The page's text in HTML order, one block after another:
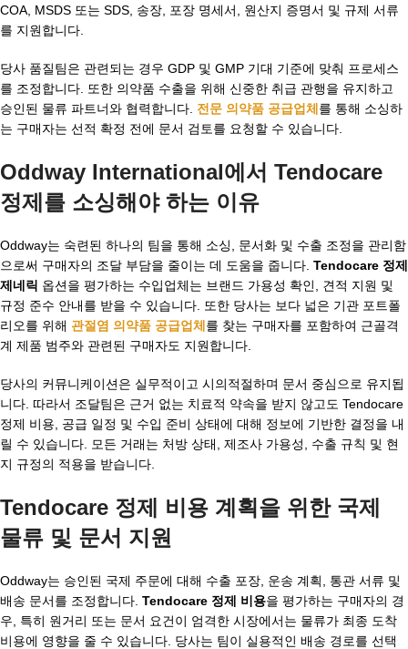
COA, MSDS 또는 SDS, 송장, 포장 명세서, 원산지 증명서 및 규제 서류
를 지원합니다.
당사 품질팀은 관련되는 경우 GDP 및 GMP 기대 기준에 맞춰 프로세스
를 조정합니다. 또한 의약품 수출을 위해 신중한 취급 관행을 유지하고
승인된 물류 파트너와 협력합니다. 전문 의약품 공급업체 를 통해 소싱하
는 구매자는 선적 확정 전에 문서 검토를 요청할 수 있습니다.
Oddway International에서 Tendocare
정제를 소싱해야 하는 이유
Oddway는 숙련된 하나의 팀을 통해 소싱, 문서화 및 수출 조정을 관리함
으로써 구매자의 조달 부담을 줄이는 데 도움을 줍니다. Tendocare 정제
제네릭 옵션을 평가하는 수입업체는 브랜드 가용성 확인, 견적 지원 및
규정 준수 안내를 받을 수 있습니다. 또한 당사는 보다 넓은 기관 포트폴
리오를 위해 관절염 의약품 공급업체 를 찾는 구매자를 포함하여 근골격
계 제품 범주와 관련된 구매자도 지원합니다.
당사의 커뮤니케이션은 실무적이고 시의적절하며 문서 중심으로 유지됩
니다. 따라서 조달팀은 근거 없는 치료적 약속을 받지 않고도 Tendocare
정제 비용, 공급 일정 및 수입 준비 상태에 대해 정보에 기반한 결정을 내
릴 수 있습니다. 모든 거래는 처방 상태, 제조사 가용성, 수출 규칙 및 현
지 규정의 적용을 받습니다.
Tendocare 정제 비용 계획을 위한 국제
물류 및 문서 지원
Oddway는 승인된 국제 주문에 대해 수출 포장, 운송 계획, 통관 서류 및
배송 문서를 조정합니다. Tendocare 정제 비용을 평가하는 구매자의 경
우, 특히 원거리 또는 문서 요건이 엄격한 시장에서는 물류가 최종 도착
비용에 영향을 줄 수 있습니다. 당사는 팀이 실용적인 배송 경로를 선택